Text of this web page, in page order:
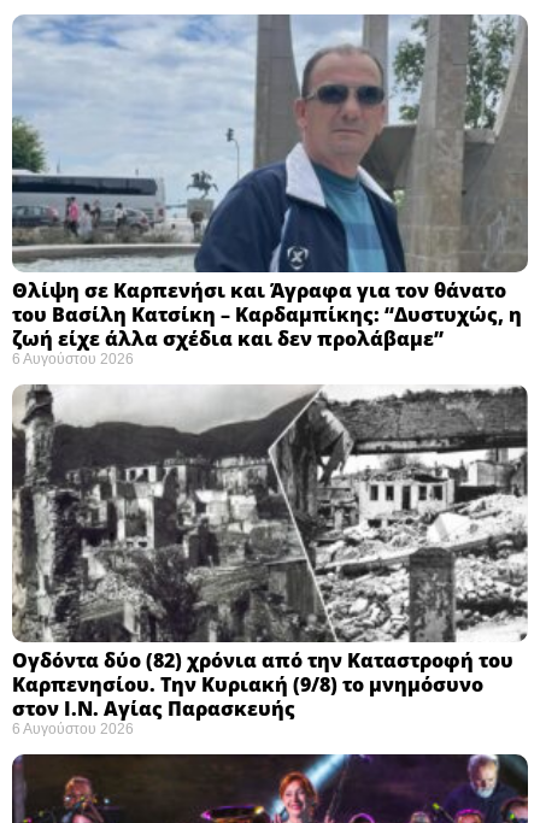
Θλίψη σε Καρπενήσι και Άγραφα για τον θάνατο
του Βασίλη Κατσίκη – Καρδαμπίκης: “Δυστυχώς, η
ζωή είχε άλλα σχέδια και δεν προλάβαμε”
6 Αυγούστου 2026
Ογδόντα δύο (82) χρόνια από την Καταστροφή του
Καρπενησίου. Την Κυριακή (9/8) το μνημόσυνο
στον Ι.Ν. Αγίας Παρασκευής
6 Αυγούστου 2026